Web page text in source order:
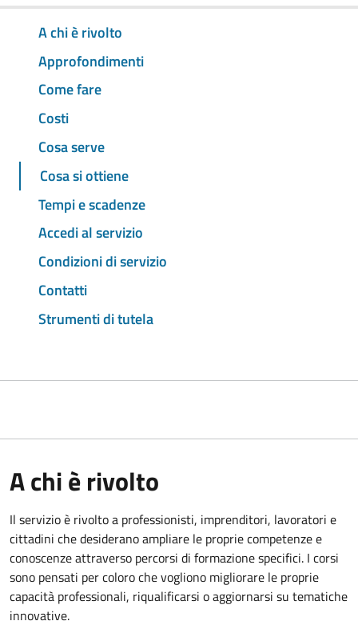
A chi è rivolto
Approfondimenti
Come fare
Costi
Cosa serve
Cosa si ottiene
Tempi e scadenze
Accedi al servizio
Condizioni di servizio
Contatti
Strumenti di tutela
A chi è rivolto
Il servizio è rivolto a professionisti, imprenditori, lavoratori e
cittadini che desiderano ampliare le proprie competenze e
conoscenze attraverso percorsi di formazione specifici. I corsi
sono pensati per coloro che vogliono migliorare le proprie
capacità professionali, riqualificarsi o aggiornarsi su tematiche
innovative.